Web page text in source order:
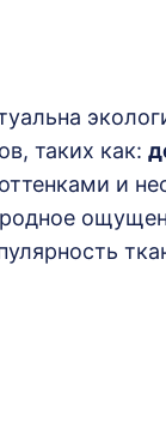
таких как:
и